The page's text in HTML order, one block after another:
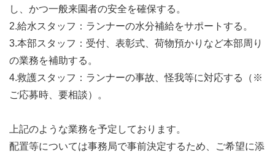
し、かつ一般来園者の安全を確保する。
2.給水スタッフ：ランナーの水分補給をサポートする。
3.本部スタッフ：受付、表彰式、荷物預かりなど本部周り
の業務を補助する。
4.救護スタッフ：ランナーの事故、怪我等に対応する（※
ご応募時、要相談）。
上記のような業務を予定しております。
配置等については事務局で事前決定するため、ご希望に添